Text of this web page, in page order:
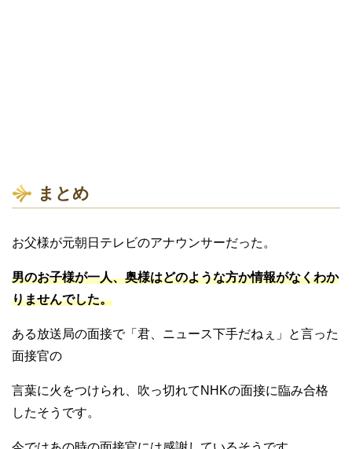
まとめ
お父様が元朝日テレビのアナウンサーだった。
男のお子様が一人、奥様はどのような方か情報がなくわか
りませんでした。
ある放送局の面接で「君、ニュース下手だねぇ」と言った
面接官の
言葉に火をつけられ、吹っ切れてNHKの面接に臨み合格
したそうです。